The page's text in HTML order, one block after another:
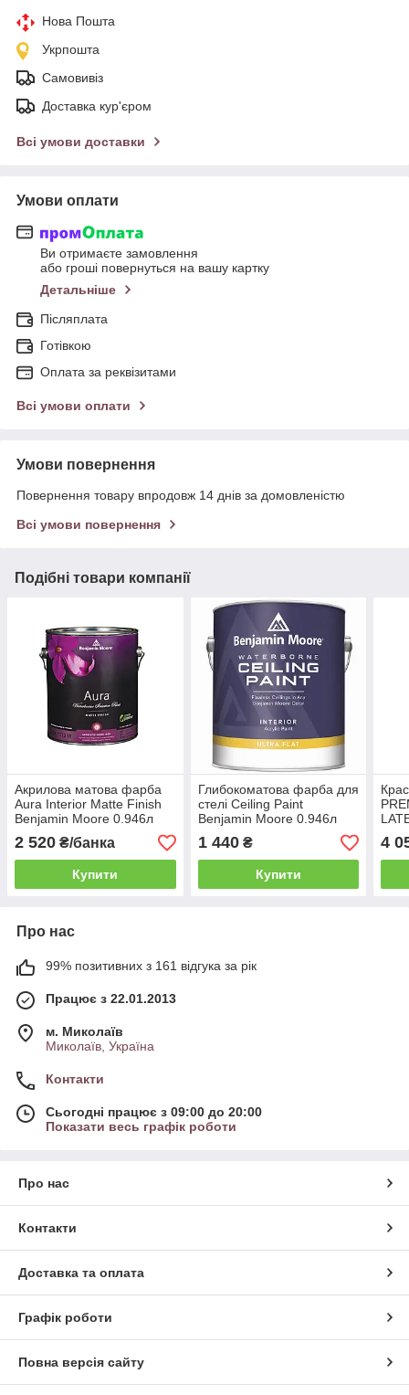
Нова Пошта
Укрпошта
Самовивіз
Доставка кур'єром
Всі умови доставки
Умови оплати
Ви отримаєте замовлення
або гроші повернуться на вашу картку
Детальніше
Післяплата
Готівкою
Оплата за реквізитами
Всі умови оплати
Умови повернення
Повернення товару впродовж 14 днів за домовленістю
Всі умови повернення
Подібні товари компанії
Акрилова матова фарба
Aura Interior Matte Finish
Benjamin Moore 0.946л
2 520 ₴/банка
Купити
Глибокоматова фарба для
стелі Ceiling Paint
Benjamin Moore 0.946л
1 440₴
Купити
4
Про нас
99% позитивних з 161 відгука за рік
Працює з 22.01.2013
м. Миколаїв
Миколаїв, Україна
Контакти
Сьогодні працює з 09:00 до 20:00
Показати весь графік роботи
Про нас
Контакти
Доставка та оплата
Графік роботи
Повна версія сайту